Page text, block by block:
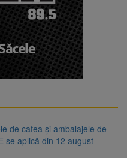
de cafea și ambalajele de
se aplică din 12 august